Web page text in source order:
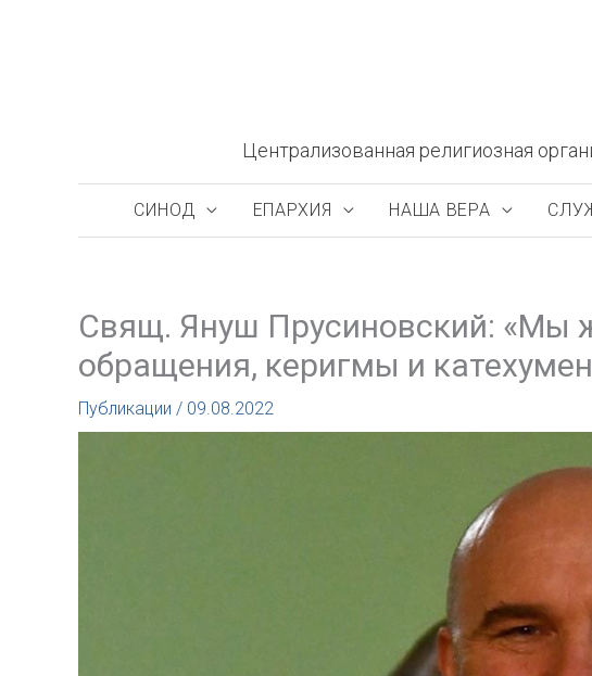
Централизованная религиозная
СИНОД ЕПАРХИЯ НАША ВЕРА
Свящ. Януш Прусиновский: «Мы
обращения, керигмы и
Публикации / 09.08.2022